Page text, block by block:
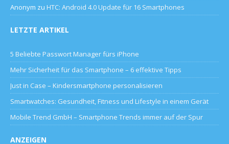
Anonym zu HTC: Android 4.0 Update für 16 Smartphones
LETZTE ARTIKEL
5 Beliebte Passwort Manager fürs iPhone
Mehr Sicherheit für das Smartphone – 6 effektive Tipps
Just in Case – Kindersmartphone personalisieren
Smartwatches: Gesundheit, Fitness und Lifestyle in einem Gerät
Mobile Trend GmbH – Smartphone Trends immer auf der Spur
ANZEIGEN